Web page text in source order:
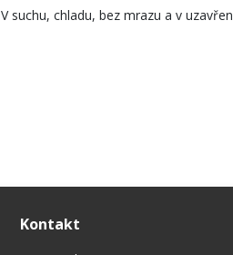
V suchu, chladu, bez mrazu a v
Kontakt